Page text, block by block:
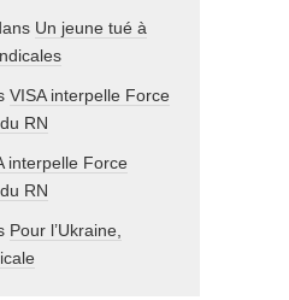
Un jeune tué à
VISA interpelle Force
RN
interpelle Force
RN
Pour l’Ukraine,